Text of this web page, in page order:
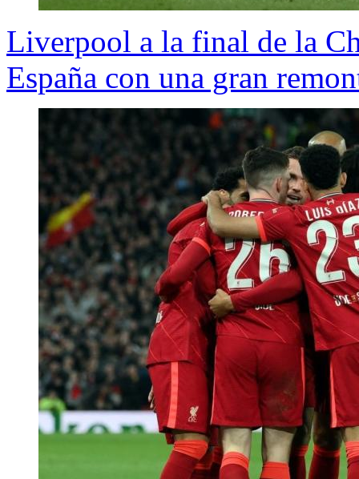
Liverpool a la final de la
España con una gran